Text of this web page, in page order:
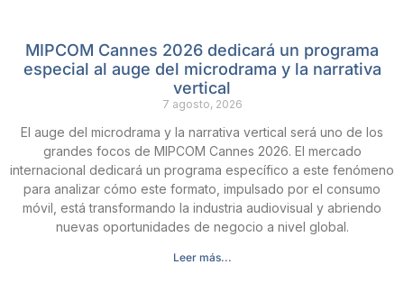
MIPCOM Cannes 2026 dedicará un programa
especial al auge del microdrama y la narrativa
vertical
7 agosto, 2026
El auge del microdrama y la narrativa vertical será uno de los
grandes focos de MIPCOM Cannes 2026. El mercado
internacional dedicará un programa específico a este fenómeno
para analizar cómo este formato, impulsado por el consumo
móvil, está transformando la industria audiovisual y abriendo
nuevas oportunidades de negocio a nivel global.
Leer más...